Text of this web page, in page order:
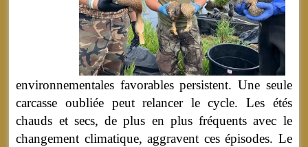
environnementales favorables persistent. Une seule
carcasse oubliée peut relancer le cycle. Les étés
chauds et secs, de plus en plus fréquents avec le
changement climatique, aggravent ces épisodes. Le